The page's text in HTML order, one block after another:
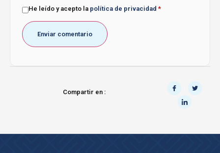
He leído y acepto la política de privacidad *
Compartir en :